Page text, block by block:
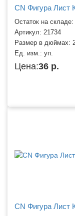
CN Фигура Лист
Остаток на складе:
Артикул: 21734
Размер в дюймах:
Ед. изм.: уп.
Цена:36 р.
CN Фигура Лист